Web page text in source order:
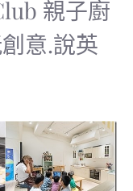
親子廚
意.說英